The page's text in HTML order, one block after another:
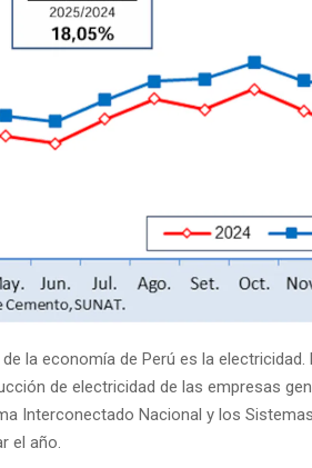
la economía de Perú es la
de electricidad de las empresas
Interconectado Nacional y los
el año.